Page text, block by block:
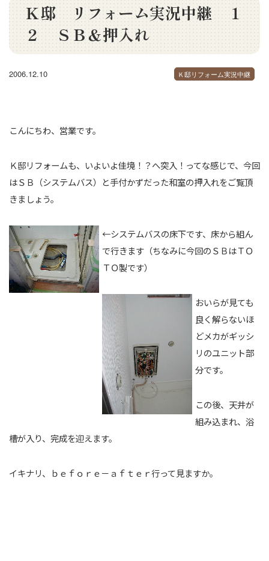
Ｋ邸 リフォーム実況中継 １
２ ＳＢ＆押入れ
2006.12.10 Ｋ邸リフォーム実況中継
こんにちわ、営業です。
Ｋ邸リフォームも、いよいよ佳境！？へ突入！ってな感じで、今回
はＳＢ（システムバス）と手付かずだった和室の押入れをご覧頂
きましょう。
←システムバスの床下です、床から組ん
で行きます（ちなみに今回のＳＢはＴＯ
ＴＯ製です）
おいらが見ても
良く解らないほ
どメカがギッシ
リのユニット部
分です。
この後、天井が
組み込まれ、浴
槽が入り、完成を迎えます。
イキナリ、ｂｅｆｏｒｅ－ａｆｔｅｒ行って見ますか。